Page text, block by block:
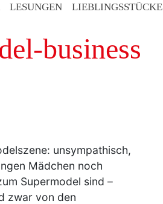
LESUNGEN LIEBLINGS­STÜCKE
business
unsympathisch,
Mädchen noch
Supermodel sind –
zwar von den